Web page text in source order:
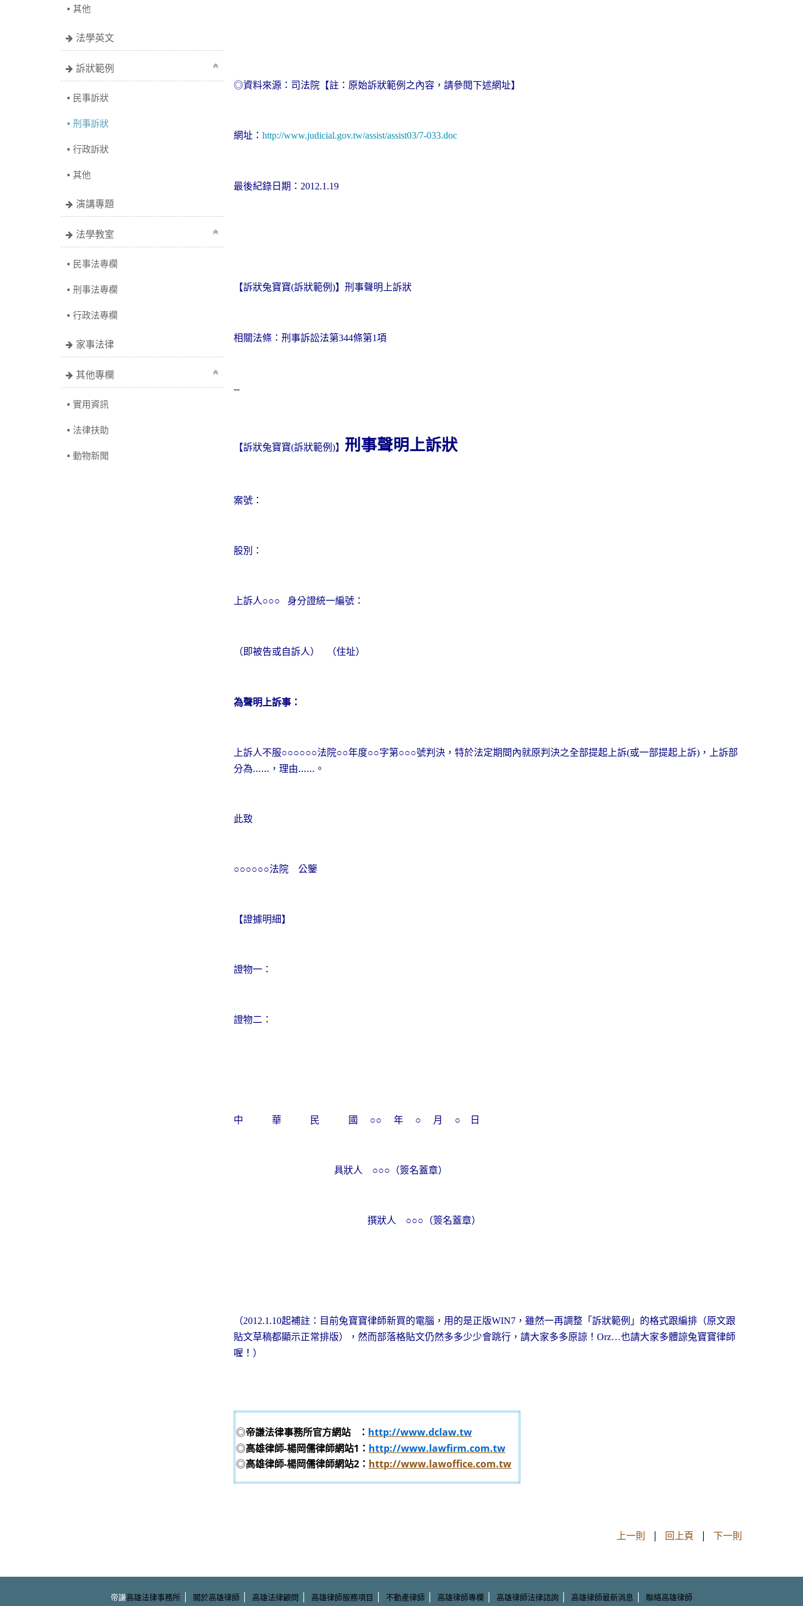
其他
法學英文
訴狀範例
民事訴狀
刑事訴狀
行政訴狀
其他
演講專題
法學教室
民事法專欄
刑事法專欄
行政法專欄
家事法律
其他專欄
實用資訊
法律扶助
動物新聞
◎資料來源：司法院 【註：原始訴狀範例之內容，請參閱下述網址】
網址：http://www.judicial.gov.tw/assist/assist03/7-033.doc
最後紀錄日期：2012.1.19
【訴狀兔寶寶(訴狀範例)】刑事聲明上訴狀
相關法條：刑事訴訟法第344條第1項
--
【訴狀兔寶寶(訴狀範例)】 刑事聲明上訴狀
案號：
股別：
上訴人○○○ 身分證統一編號：
（即被告或自訴人） （住址）
為聲明上訴事：
上訴人不服○○○○○○法院○○年度○○字第○○○號判決，特於法定期間內就原判決之全部提起上訴(或一部提起上訴) ，上訴部
分為……，理由……。
此致
○○○○○○法院 公鑒
【證據明細】
證物一：
證物二：
中 華 民 國 ○○ 年 ○ 月 ○ 日
具狀人 ○○○（簽名蓋章）
撰狀人 ○○○（簽名蓋章）
（2012.1.10起補註：目前兔寶寶律師新買的電腦，用的是正版WIN7 ，雖然一再調整「訴狀範例」的格式跟編排（原文跟
貼文草稿都顯示正常排版），然而部落格貼文仍然多多少少會跳行，請大家多多原諒！Orz…也請大家多體諒兔寶寶律師
喔！）
◎帝謙法律事務所官方網站 ： http://www.dclaw.tw
◎高雄律師-楊岡儒律師網站1： http://www.lawfirm.com.tw
◎高雄律師-楊岡儒律師網站2： http://www.lawoffice.com.tw
上一則 | 回上頁 | 下一則
帝謙高雄法律事務所 | 關於高雄律師 | 高雄法律顧問 | 高雄律師服務項目 | 不動產律師 | 高雄律師專欄 | 高雄律師法律諮詢 | 高雄律師最新消息 | 聯絡高雄律師